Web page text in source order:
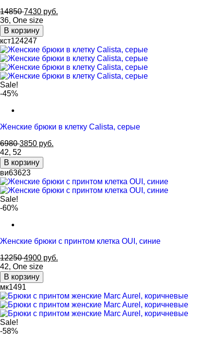
14850 7430 руб.
36, One size
В корзину
кст124247
Sale!
-45%
Женские брюки в клетку Calista, серые
6980 3850 руб.
42, 52
В корзину
ви63623
Sale!
-60%
Женские брюки с принтом клетка OUI, синие
12250 4900 руб.
42, One size
В корзину
мк1491
Sale!
-58%